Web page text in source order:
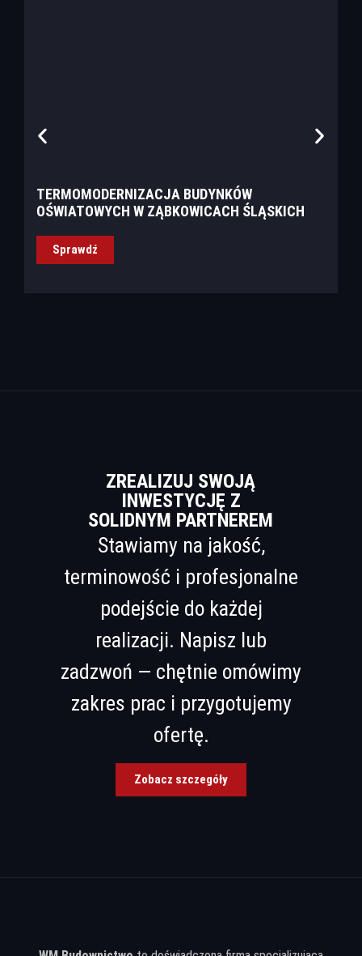
TERMOMODERNIZACJA BUDYNKÓW
OŚWIATOWYCH W ZĄBKOWICACH ŚLĄSKICH
Sprawdź
ZREALIZUJ SWOJĄ
INWESTYCJĘ Z
SOLIDNYM PARTNEREM
Stawiamy na jakość,
terminowość i profesjonalne
podejście do każdej
realizacji. Napisz lub
zadzwoń — chętnie omówimy
zakres prac i przygotujemy
ofertę.
Zobacz szczegóły